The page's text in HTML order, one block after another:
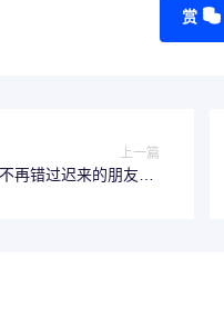
赏
上一篇
再错过迟来的朋友-标